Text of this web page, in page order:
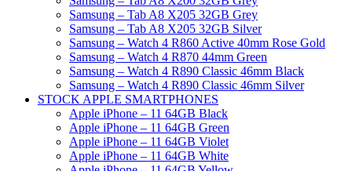
Samsung – Tab A8 X205 32GB Grey
Samsung – Tab A8 X205 32GB Silver
Samsung – Watch 4 R860 Active 40mm Rose Gold
Samsung – Watch 4 R870 44mm Green
Samsung – Watch 4 R890 Classic 46mm Black
Samsung – Watch 4 R890 Classic 46mm Silver
STOCK APPLE SMARTPHONES
Apple iPhone – 11 64GB Black
Apple iPhone – 11 64GB Green
Apple iPhone – 11 64GB Violet
Apple iPhone – 11 64GB White